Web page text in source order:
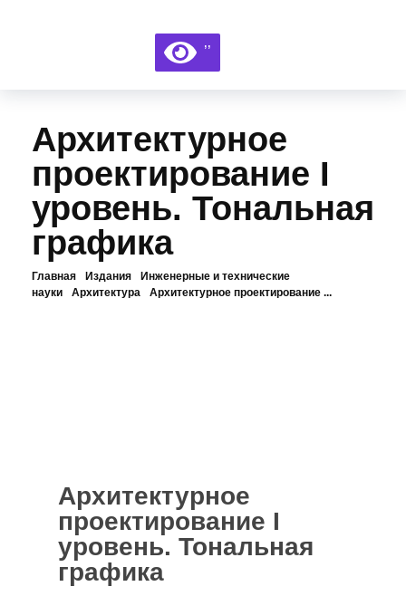
’’
Главная Издания
Инженерные и технические
науки
Архитектура Архитектурное проектирование ...
Архитектурное
проектирование I
уровень. Тональная
графика
Архитектурное
проектирование I
уровень. Тональная
графика